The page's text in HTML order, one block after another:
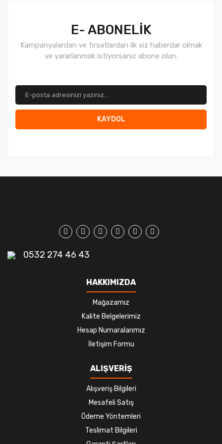
E- ABONELİK
Kampanyalardan ve fırsatlardan ilk siz haberdar olmak
ve yararlanmak istiyorsanız abone olun.
KAYDOL
0532 274 46 43
HAKKIMIZDA
Mağazamız
Kalite Belgelerimiz
Hesap Numaralarımız
İletişim Formu
ALIŞVERİŞ
Alışveriş Bilgileri
Mesafeli Satış
Ödeme Yöntemleri
Teslimat Bilgileri